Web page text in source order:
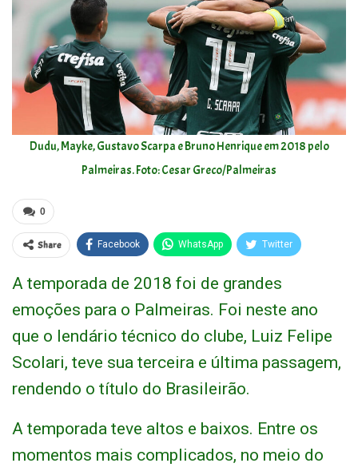
Dudu, Mayke, Gustavo Scarpa e Bruno Henrique em 2018 pelo
Palmeiras. Foto: Cesar Greco/Palmeiras
0
Share Facebook WhatsApp Twitter
A temporada de 2018 foi de grandes
emoções para o Palmeiras. Foi neste ano
que o lendário técnico do clube, Luiz Felipe
Scolari, teve sua terceira e última passagem,
rendendo o título do Brasileirão.
A temporada teve altos e baixos. Entre os
momentos mais complicados, no meio do